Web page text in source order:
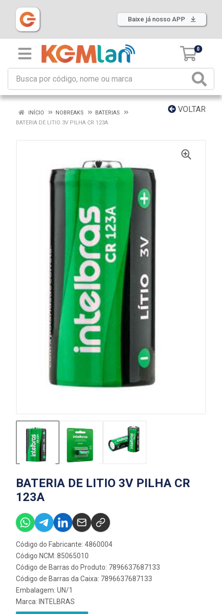
Baixe já nosso APP
0
VOLTAR
INÍCIO NOBREAKS
BATERIAS
BATERIA DE LITIO 3V PILHA CR 123A
BATERIA DE LITIO 3V PILHA CR
123A
Código do Fabricante: 4860004
Código NCM: 85065010
Código de Barras do Produto: 7896637687133
Código de Barras da Caixa: 7896637687133
Embalagem: UN/1
Marca: INTELBRAS